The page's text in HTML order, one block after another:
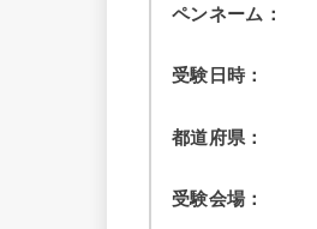
ペンネーム：
受験日時：
都道府県：
受験会場：